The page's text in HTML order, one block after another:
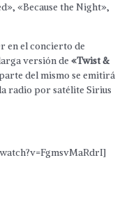
«Because the Night»,
en el concierto de
versión de«Twist &
del mismo se emitirá
radio por satélite Sirius